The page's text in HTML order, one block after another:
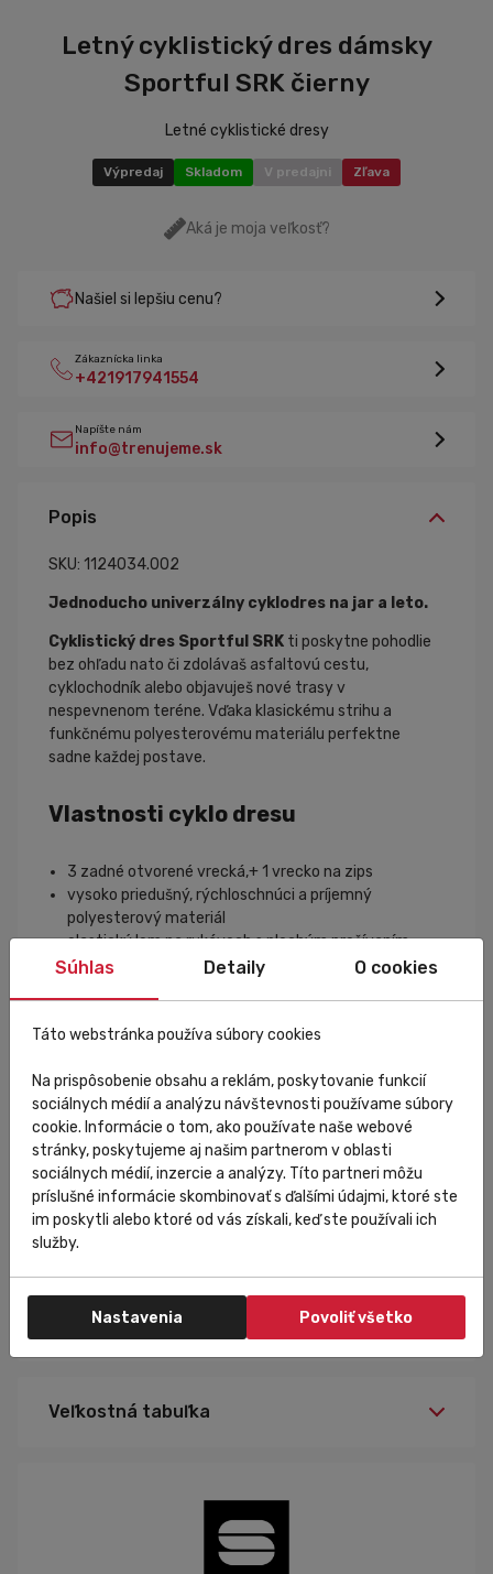
Letný cyklistický dres dámsky
Sportful SRK čierny
Letné cyklistické dresy
Výpredaj Skladom V predajni Zľava
Aká je moja veľkosť?
Našiel si lepšiu cenu?
Zákaznícka linka
+421917941554
Napíšte nám
info@trenujeme.sk
Popis
SKU: 1124034.002
Jednoducho univerzálny cyklodres na jar a leto.
Cyklistický dres Sportful SRK ti poskytne pohodlie
bez ohľadu nato či zdolávaš asfaltovú cestu,
cyklochodník alebo objavuješ nové trasy v
nespevnenom teréne. Vďaka klasickému strihu a
funkčnému polyesterovému materiálu perfektne
sadne každej postave.
Vlastnosti cyklo dresu
3 zadné otvorené vrecká,+ 1 vrecko na zips
vysoko priedušný, rýchloschnúci a príjemný
polyesterový materiál
elastický lem na rukávoch s plochým prešívaním
celorozopínací zips YKK
Sportful
Taliansky výrobca športového oblečenia (bežecké
lyžovanie,cyklistika, outdoor). Pri výrobe používa
inovatívne technológie a kvalitné materiály. S cieľom
dosiahnuťšpičkové cyklooblečeniespolupracuje
firma s profesionálnymicyklistamiuž viac ako 60
rokov.
Špecifikácia
Veľkostná tabuľka
Súhlas Detaily O cookies
Táto webstránka používa súbory cookies
Na prispôsobenie obsahu a reklám, poskytovanie funkcií
sociálnych médií a analýzu návštevnosti používame súbory
cookie. Informácie o tom, ako používate naše webové
stránky, poskytujeme aj našim partnerom v oblasti
sociálnych médií, inzercie a analýzy. Títo partneri môžu
príslušné informácie skombinovať s ďalšími údajmi, ktoré ste
im poskytli alebo ktoré od vás získali, keď ste používali ich
služby.
Nastavenia Povoliť všetko